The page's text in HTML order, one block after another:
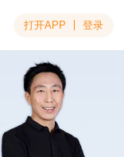
打开APP 登录